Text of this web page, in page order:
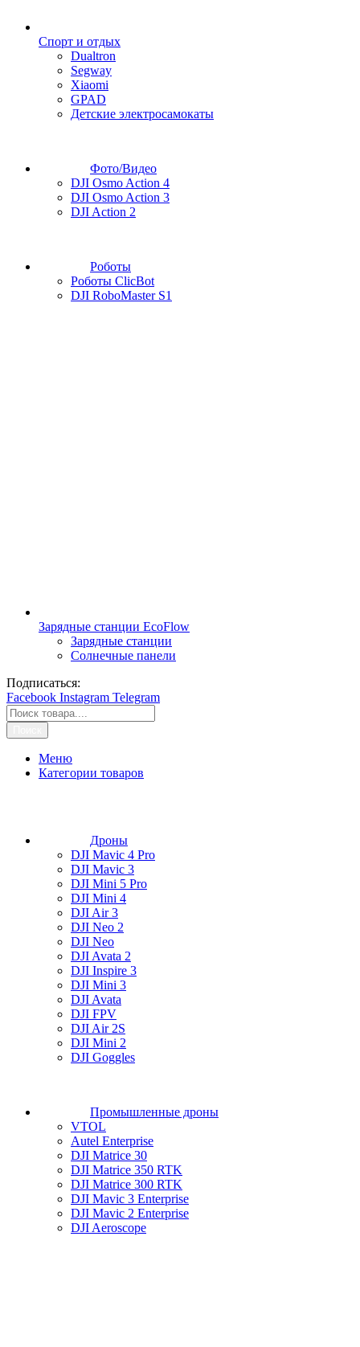
Спорт и отдых
Dualtron
Segway
Xiaomi
GPAD
Детские электросамокаты
Фото/Видео
DJI Osmo Action 4
DJI Osmo Action 3
DJI Action 2
Роботы
Роботы ClicBot
DJI RoboMaster S1
Зарядные станции EcoFlow
Зарядные станции
Солнечные панели
Подписаться:
Facebook Instagram Telegram
Меню
Категории товаров
Дроны
DJI Mavic 4 Pro
DJI Mavic 3
DJI Mini 5 Pro
DJI Mini 4
DJI Air 3
DJI Neo 2
DJI Neo
DJI Avata 2
DJI Inspire 3
DJI Mini 3
DJI Avata
DJI FPV
DJI Air 2S
DJI Mini 2
DJI Goggles
Промышленные дроны
VTOL
Autel Enterprise
DJI Matrice 30
DJI Matrice 350 RTK
DJI Matrice 300 RTK
DJI Mavic 3 Enterprise
DJI Mavic 2 Enterprise
DJI Aeroscope